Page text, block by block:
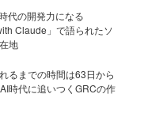
代の開発力になる
Claude」で語られたソ
地
るまでの時間は63日から
時代に追いつくGRCの作